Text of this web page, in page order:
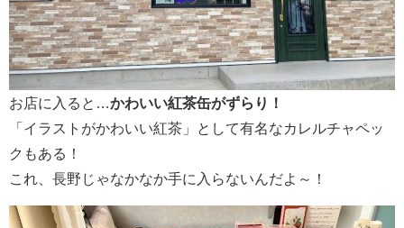
お店に入ると…かわいい紅茶缶がずらり！
「イラストがかわいい紅茶」として有名なカレルチャペッ
クもある！
これ、長野じゃなかなか手に入らないんだよ～！